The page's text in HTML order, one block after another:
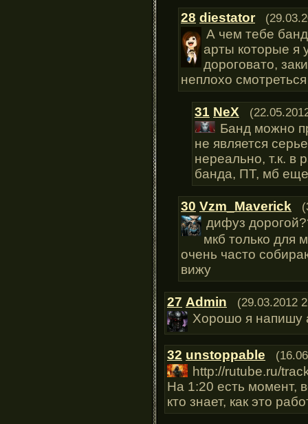
28 diestator
А чем тебе
арты которые я
дороговато,
неплохо
31 NeX
Банд можно
не является
нереально, т.к. в
банда, ПТ, мб еще
30 Vzm_Maverick
дифуз
мкб только для
очень часто
вижу
27 Admin (29.03.2012
Хорошо я напишу
32 unstoppable
http://rutube.ru/
На 1:20 есть момент,
кто знает, как это